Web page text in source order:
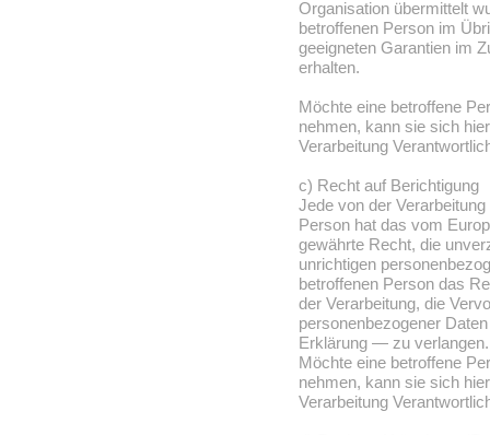
Organisation übermittelt
betroffenen Person im
geeigneten Garantien im
erhalten.
Möchte eine betroffene
nehmen, kann sie sich
Verarbeitung
c) Recht auf Berichtigung
Jede von der
Person hat das vom
gewährte Recht, die
unrichtigen
betroffenen Person das
der Verarbeitung, die
personenbezogener
Erklärung — zu verlangen.
Möchte eine betroffene
nehmen, kann sie sich
Verarbeitung